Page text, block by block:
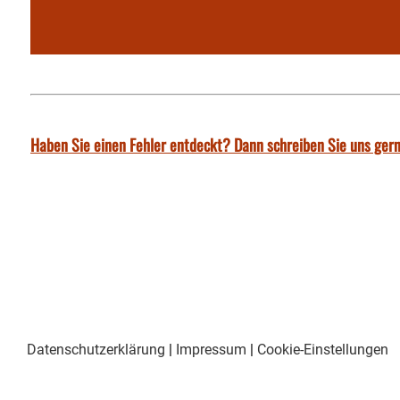
Haben Sie einen Fehler entdeckt? Dann schreiben Sie uns
Datenschutzerklärung | Impressum | Cookie-Einstellungen